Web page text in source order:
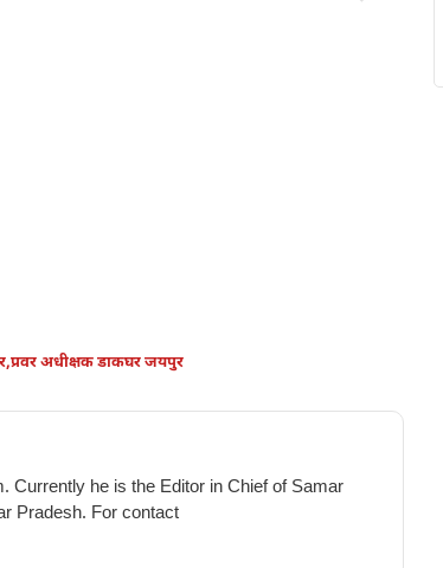
,प्रवर अधीक्षक डाकघर जयपुर
Currently he is the Editor in Chief of Samar
Pradesh. For contact